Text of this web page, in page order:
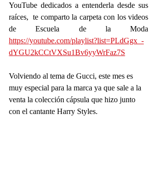
YouTube dedicados a entenderla desde sus
raíces,  te comparto la carpeta con los videos
https://youtube.com/playlist?list=PLdGgx_-
dYGU2kCCtVXSu1Bv6yyWrFaz7S
Volviendo al tema de Gucci, este mes es
muy especial para la marca ya que sale a la
venta la colección cápsula que hizo junto
con el cantante Harry Styles.